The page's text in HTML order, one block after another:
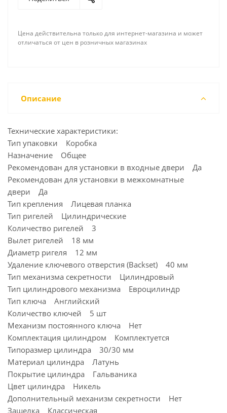
Цена действительна только для интернет-магазина и может
отличаться от цен в розничных магазинах
Описание
Технические характеристики:
Тип упаковки Коробка
Назначение Общее
Рекомендован для установки в входные двери Да
Рекомендован для установки в межкомнатные
двери Да
Тип крепления Лицевая планка
Тип ригелей Цилиндрические
Количество ригелей 3
Вылет ригелей 18 мм
Диаметр ригеля 12 мм
Удаление ключевого отверстия (Backset) 40 мм
Тип механизма секретности Цилиндровый
Тип цилиндрового механизма Евроцилиндр
Тип ключа Английский
Количество ключей 5 шт
Механизм постоянного ключа Нет
Комплектация цилиндром Комплектуется
Типоразмер цилиндра 30/30 мм
Материал цилиндра Латунь
Покрытие цилиндра Гальваника
Цвет цилиндра Никель
Дополнительный механизм секретности Нет
Защелка Классическая